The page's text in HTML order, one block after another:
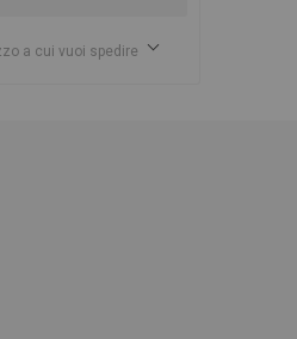
a cui vuoi spedire